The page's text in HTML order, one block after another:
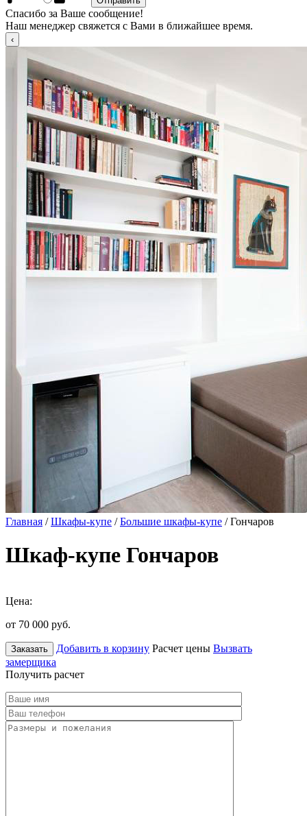
Спасибо за Ваше сообщение!
Наш менеджер свяжется с Вами в ближайшее время.
Главная /Шкафы-купе /Большие шкафы-купе / Гончаров
Шкаф-купе Гончаров
Цена:
от 70 000 руб.
Заказать Добавить в корзину Расчет цены Вызвать
замерщика
Получить расчет